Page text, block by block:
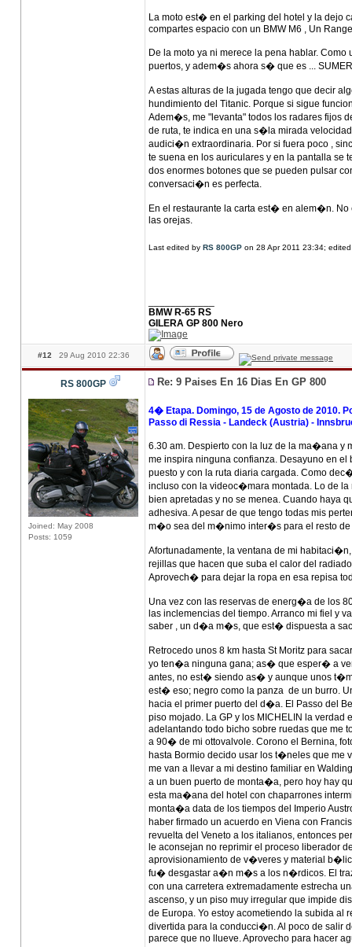
La moto est� en el parking del hotel y la dejo
compartes espacio con un BMW M6 , Un
De la moto ya ni merece la pena hablar.
puertos, y adem�s ahora s� que es ...
A estas alturas de la jugada tengo que decir
hundimiento del Titanic. Porque si sigue
Adem�s, me "levanta" todos los radares fijos
de ruta, te indica en una s�la mirada
audici�n extraordinaria. Por si fuera poco ,
te suena en los auriculares y en la pantalla se
dos enormes botones que se pueden pulsar
conversaci�n es perfecta.
En el restaurante la carta est� en alem�n. No
las orejas.
Last edited by RS 800GP on 28 Apr 2011 23:34;
BMW R-65 RS
GILERA GP 800 Nero
#12 29 Aug 2010 22:36
RS 800GP
Joined: May 2008
Posts: 1059
Re: 9 Paises En 16 Dias En GP 800
4� Etapa. Domingo, 15 de Agosto de 2010.
Passo di Ressia - Landeck (Austria) -
6.30 am. Despierto con la luz de la ma�ana y
me inspira ninguna confianza. Desayuno en
puesto y con la ruta diaria cargada. Como
incluso con la videoc�mara montada. Lo de
bien apretadas y no se menea. Cuando haya
adhesiva. A pesar de que tengo todas mis
m�o sea del m�nimo inter�s para el resto de
Afortunadamente, la ventana de mi
rejillas que hacen que suba el calor del
Aprovech� para dejar la ropa en esa repisa
Una vez con las reservas de energ�a de los
las inclemencias del tiempo. Arranco mi fiel y
saber , un d�a m�s, que est� dispuesta a
Retrocedo unos 8 km hasta St Moritz para
yo ten�a ninguna gana; as� que esper� a
antes, no est� siendo as� y aunque unos
est� eso; negro como la panza de un burro.
hacia el primer puerto del d�a. El Passo del
piso mojado. La GP y los MICHELIN la
adelantando todo bicho sobre ruedas que me
a 90� de mi ottovalvole. Corono el Bernina,
hasta Bormio decido usar los t�neles que me
me van a llevar a mi destino familiar en
a un buen puerto de monta�a, pero hoy hay
esta ma�ana del hotel con chaparrones
monta�a data de los tiempos del Imperio
haber firmado un acuerdo en Viena con
revuelta del Veneto a los italianos, entonces
le aconsejan no reprimir el proceso liberador
aprovisionamiento de v�veres y material
fu� desgastar a�n m�s a los n�rdicos. El
con una carretera extremadamente estrecha
ascenso, y un piso muy irregular que impide
de Europa. Yo estoy acometiendo la subida
divertida para la conducci�n. Al poco de salir
parece que no llueve. Aprovecho para hacer